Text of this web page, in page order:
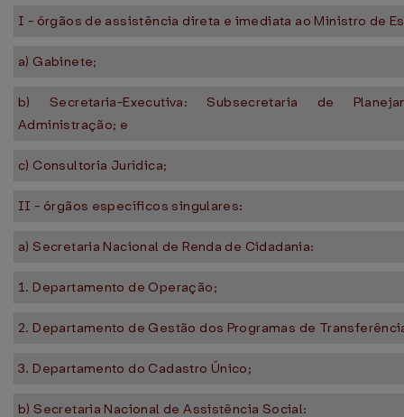
I - órgãos de assistência direta e imediata ao Ministro de
a) Gabinete;
b) Secretaria-Executiva: Subsecretaria de
Administração; e
c) Consultoria Jurídica;
II - órgãos específicos singulares:
a) Secretaria Nacional de Renda de Cidadania:
1. Departamento de Operação;
2. Departamento de Gestão dos Programas de
3. Departamento do Cadastro Único;
b) Secretaria Nacional de Assistência Social: